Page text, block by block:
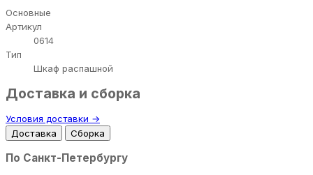
Основные
Артикул
0614
Тип
Шкаф распашной
Доставка и сборка
Условия доставки →
Доставка
Сборка
По Санкт-Петербургу